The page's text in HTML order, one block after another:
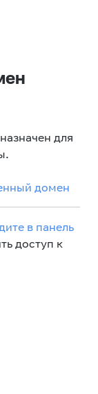
для
домен
в панель
доступ к